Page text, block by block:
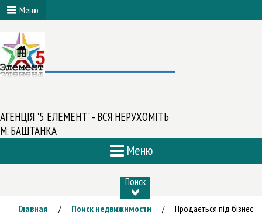
Меню
АГЕНЦІЯ "5 ЕЛЕМЕНТ" - ВСЯ НЕРУХОМІТЬ
М. БАШТАНКА
Меню
Поиск
Главная / Поиск недвижимости /
Продається під бізнес